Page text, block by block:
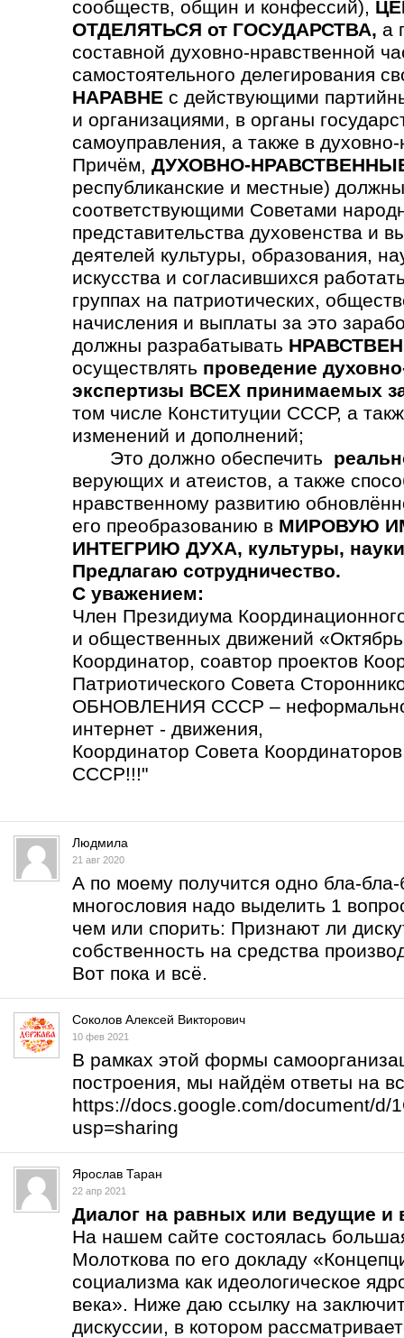
сообществ, общин и конфессий),
ОТДЕЛЯТЬСЯ от ГОСУДАРСТВА, а
составной духовно-нравственной
самостоятельного делегирования
НАРАВНЕ с действующими
и организациями, в органы
самоуправления, а также в
Причём, ДУХОВНО-
республиканские и местные)
соответствующими Советами
предста­вительства духовен­ства и
деятелей культуры, образования,
искусства и согла­сившихся
группах на патриотических,
начисления и выплаты за это
должны разрабатывать
осуществлять проведение
экспертизы ВСЕХ принимаемых
том числе Конституции СССР, а
изменений и дополнений;
Это должно обеспечить
верующих и атеистов, а также
нравственному развитию
его преобразованию в МИРОВУЮ
ИНТЕГРИЮ ДУХА, культуры,
Предлагаю сотрудничество.
С уважением:
Член Президиума
и общественных движений
Координатор, соавтор проектов
Патриотического Совета
ОБНОВЛЕНИЯ СССР –
интернет - движения,
Координатор Совета
СССР!!!"
Людмила
21 авг 2020
А по моему получится одно бла-бла-
многословия надо выделить 1
чем или спорить: Признают ли
собственность на средства
Вот пока и всё.
Соколов Алексей Викторович
10 фев 2021
В рамках этой формы
построения, мы найдём ответы на
https://docs.google.com/document/d/
usp=sharing
Ярослав Таран
22 апр 2021
Диалог на равных или ведущие и
На нашем сайте состоялась
Молоткова по его докладу
социализма как идеологическое
века». Ниже даю ссылку на
дискуссии, в котором